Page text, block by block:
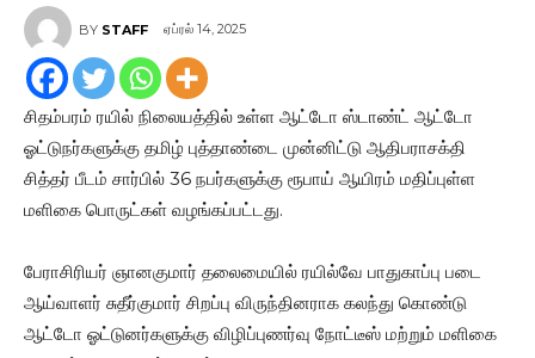
BY STAFF ஏப்ரல் 14, 2025
சிதம்பரம் ரயில் நிலையத்தில் உள்ள ஆட்டோ ஸ்டாண்ட் ஆட்டோ
ஓட்டுநர்களுக்கு தமிழ் புத்தாண்டை முன்னிட்டு ஆதிபராசக்தி
சித்தர் பீடம் சார்பில் 36 நபர்களுக்கு ரூபாய் ஆயிரம் மதிப்புள்ள
மளிகை பொருட்கள் வழங்கப்பட்டது.
பேராசிரியர் ஞானகுமார் தலைமையில் ரயில்வே பாதுகாப்பு படை
ஆய்வாளர் சுதீர்குமார் சிறப்பு விருந்தினராக கலந்து கொண்டு
ஆட்டோ ஓட்டுனர்களுக்கு விழிப்புணர்வு நோட்டீஸ் மற்றும் மளிகை